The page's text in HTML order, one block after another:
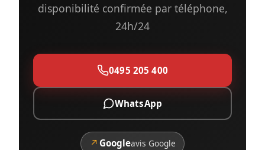
disponibilité confirmée par téléphone,
24h/24
0495 205 400
WhatsApp
↗ Googleavis Google